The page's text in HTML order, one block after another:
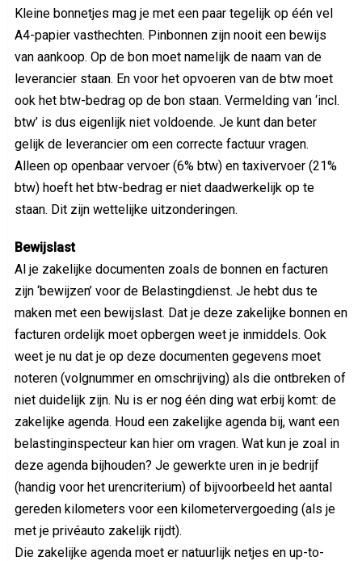
Kleine bonnetjes mag je met een paar tegelijk op één vel
A4-papier vasthechten. Pinbonnen zijn nooit een bewijs
van aankoop. Op de bon moet namelijk de naam van de
leverancier staan. En voor het opvoeren van de btw moet
ook het btw-bedrag op de bon staan. Vermelding van ‘incl.
btw’ is dus eigenlijk niet voldoende. Je kunt dan beter
gelijk de leverancier om een correcte factuur vragen.
Alleen op openbaar vervoer (6% btw) en taxivervoer (21%
btw) hoeft het btw-bedrag er niet daadwerkelijk op te
staan. Dit zijn wettelijke uitzonderingen.
Bewijslast
Al je zakelijke documenten zoals de bonnen en facturen
zijn ‘bewijzen’ voor de Belastingdienst. Je hebt dus te
maken met een bewijslast. Dat je deze zakelijke bonnen en
facturen ordelijk moet opbergen weet je inmiddels. Ook
weet je nu dat je op deze documenten gegevens moet
noteren (volgnummer en omschrijving) als die ontbreken of
niet duidelijk zijn. Nu is er nog één ding wat erbij komt: de
zakelijke agenda. Houd een zakelijke agenda bij, want een
belastinginspecteur kan hier om vragen. Wat kun je zoal in
deze agenda bijhouden? Je gewerkte uren in je bedrijf
(handig voor het urencriterium) of bijvoorbeeld het aantal
gereden kilometers voor een kilometervergoeding (als je
met je privéauto zakelijk rijdt).
Die zakelijke agenda moet er natuurlijk netjes en up-to-